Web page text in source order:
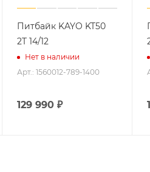
Питбайк KAYO KT50
2T 14/12
Нет в наличии
Арт.: 1560012-789-1400
129 990₽